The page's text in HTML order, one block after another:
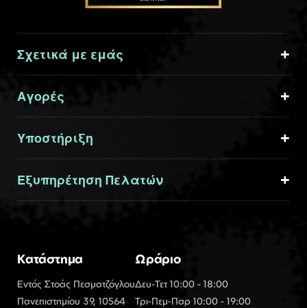
Σχετικά με εμάς
Αγορές
Υποστήριξη
Εξυπηρέτηση Πελατών
Κατάστημα
Εντός Στοάς Πεσματζόγλου
Πανεπιστημίου 39, 10564
Ωράριο
Δευ-Τετ 10:00 - 18:00
Τρι-Πεμ-Παρ 10:00 - 19:00